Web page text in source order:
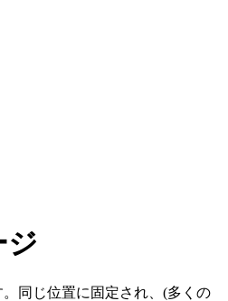
ジ
同じ位置に固定され、(多くの